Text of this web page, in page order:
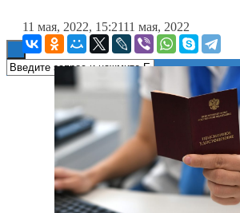
11 мая, 2022, 15:2111 мая, 2022